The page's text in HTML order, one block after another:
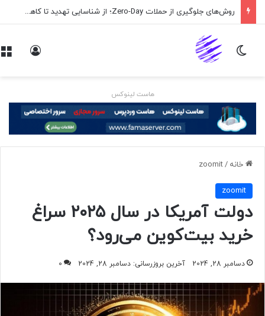
روش‌های جلوگیری از حملات Zero-Day؛ از شناسایی تهدید تا کاهش ریسک
تغییر پوسته
هاست لینوکس
خانه /
zoomit
zoomit
دولت آمریکا در سال ۲۰۲۵ سراغ
خرید بیت‌کوین می‌رود؟
دسامبر 28, 2024 آخرین بروزرسانی: دسامبر 28, 2024 0